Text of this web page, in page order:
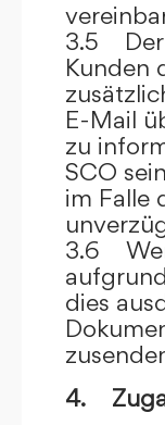
3.5 Der
Kunden
E-Mail
zu
SCO
im Falle
3.6
dies
4.